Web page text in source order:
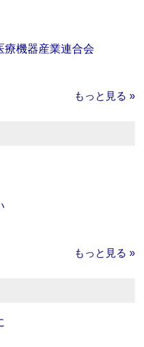
機器産業連合会
もっと見る »
もっと見る »